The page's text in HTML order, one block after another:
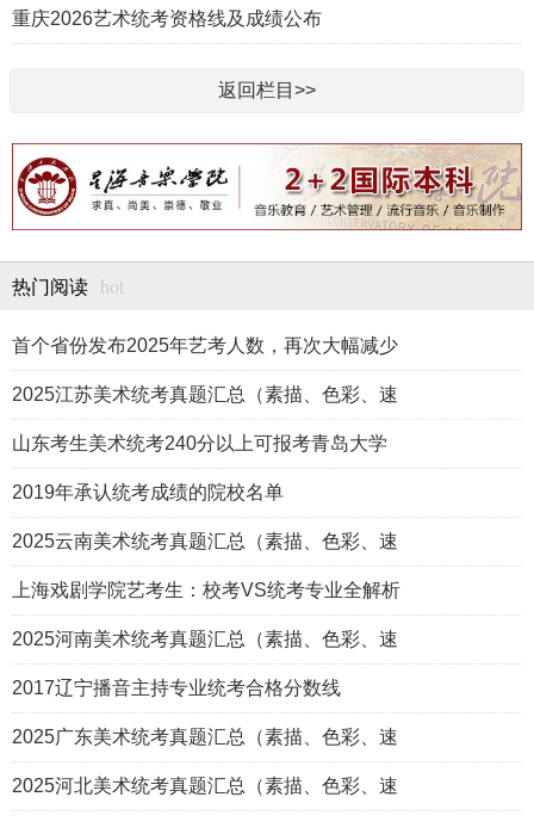
重庆2026艺术统考资格线及成绩公布
返回栏目>>
热门阅读 hot
首个省份发布2025年艺考人数，再次大幅减少
2025江苏美术统考真题汇总（素描、色彩、速
山东考生美术统考240分以上可报考青岛大学
2019年承认统考成绩的院校名单
2025云南美术统考真题汇总（素描、色彩、速
上海戏剧学院艺考生：校考VS统考专业全解析
2025河南美术统考真题汇总（素描、色彩、速
2017辽宁播音主持专业统考合格分数线
2025广东美术统考真题汇总（素描、色彩、速
2025河北美术统考真题汇总（素描、色彩、速